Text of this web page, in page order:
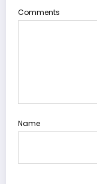
Comments
Name